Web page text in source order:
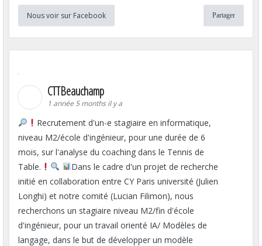
Nous voir sur Facebook Partager
CTTBeauchamp
1 année 5 months il y a
Recrutement d'un-e stagiaire en informatique,
niveau M2/école d'ingénieur, pour une durée de 6
mois, sur l'analyse du coaching dans le Tennis de
Table.
Dans le cadre d'un projet de recherche
initié en collaboration entre CY Paris université (Julien
Longhi) et notre comité (Lucian Filimon), nous
recherchons un stagiaire niveau M2/fin d'école
d'ingénieur, pour un travail orienté IA/ Modèles de
langage, dans le but de développer un modèle